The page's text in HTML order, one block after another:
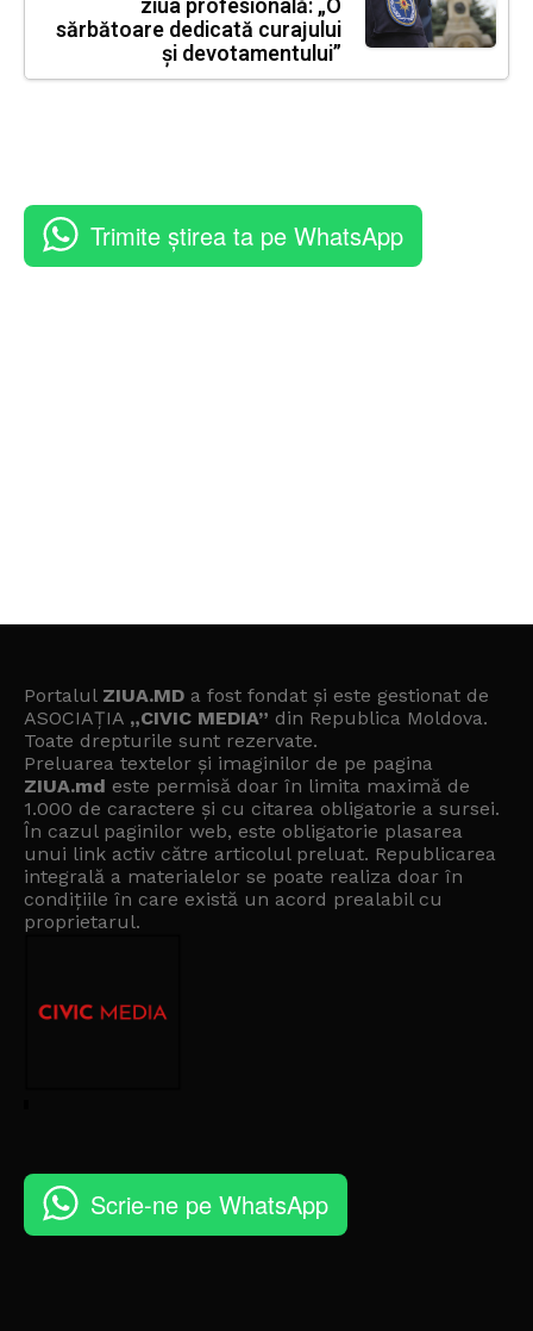
sărbătoare dedicată curajului
și devotamentului”
Trimite știrea ta pe WhatsApp
Portalul ZIUA.MD a fost fondat și este gestionat de
ASOCIAȚIA „CIVIC MEDIA” din Republica Moldova.
Toate drepturile sunt rezervate.
Preluarea textelor și imaginilor de pe pagina
ZIUA.md este permisă doar în limita maximă de
1.000 de caractere și cu citarea obligatorie a sursei.
În cazul paginilor web, este obligatorie plasarea
unui link activ către articolul preluat. Republicarea
integrală a materialelor se poate realiza doar în
condițiile în care există un acord prealabil cu
proprietarul.
Scrie-ne pe WhatsApp